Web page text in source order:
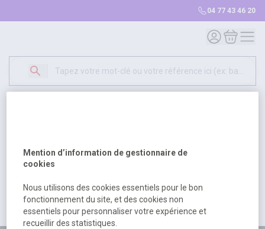
04 77 43 46 20
Mon compte
Mon
500
excuser pour la gêne occasionée.
Retour Retour à l'accueil
Mention d’information de gestionnaire de
cookies
Nous utilisons des cookies essentiels pour le bon
fonctionnement du site, et des cookies non
essentiels pour personnaliser votre expérience et
recueillir des statistiques.